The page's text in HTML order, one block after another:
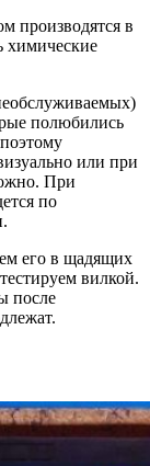
производятся в
химические
полюбились
или при
При
по
его в щадящих
вилкой.
после